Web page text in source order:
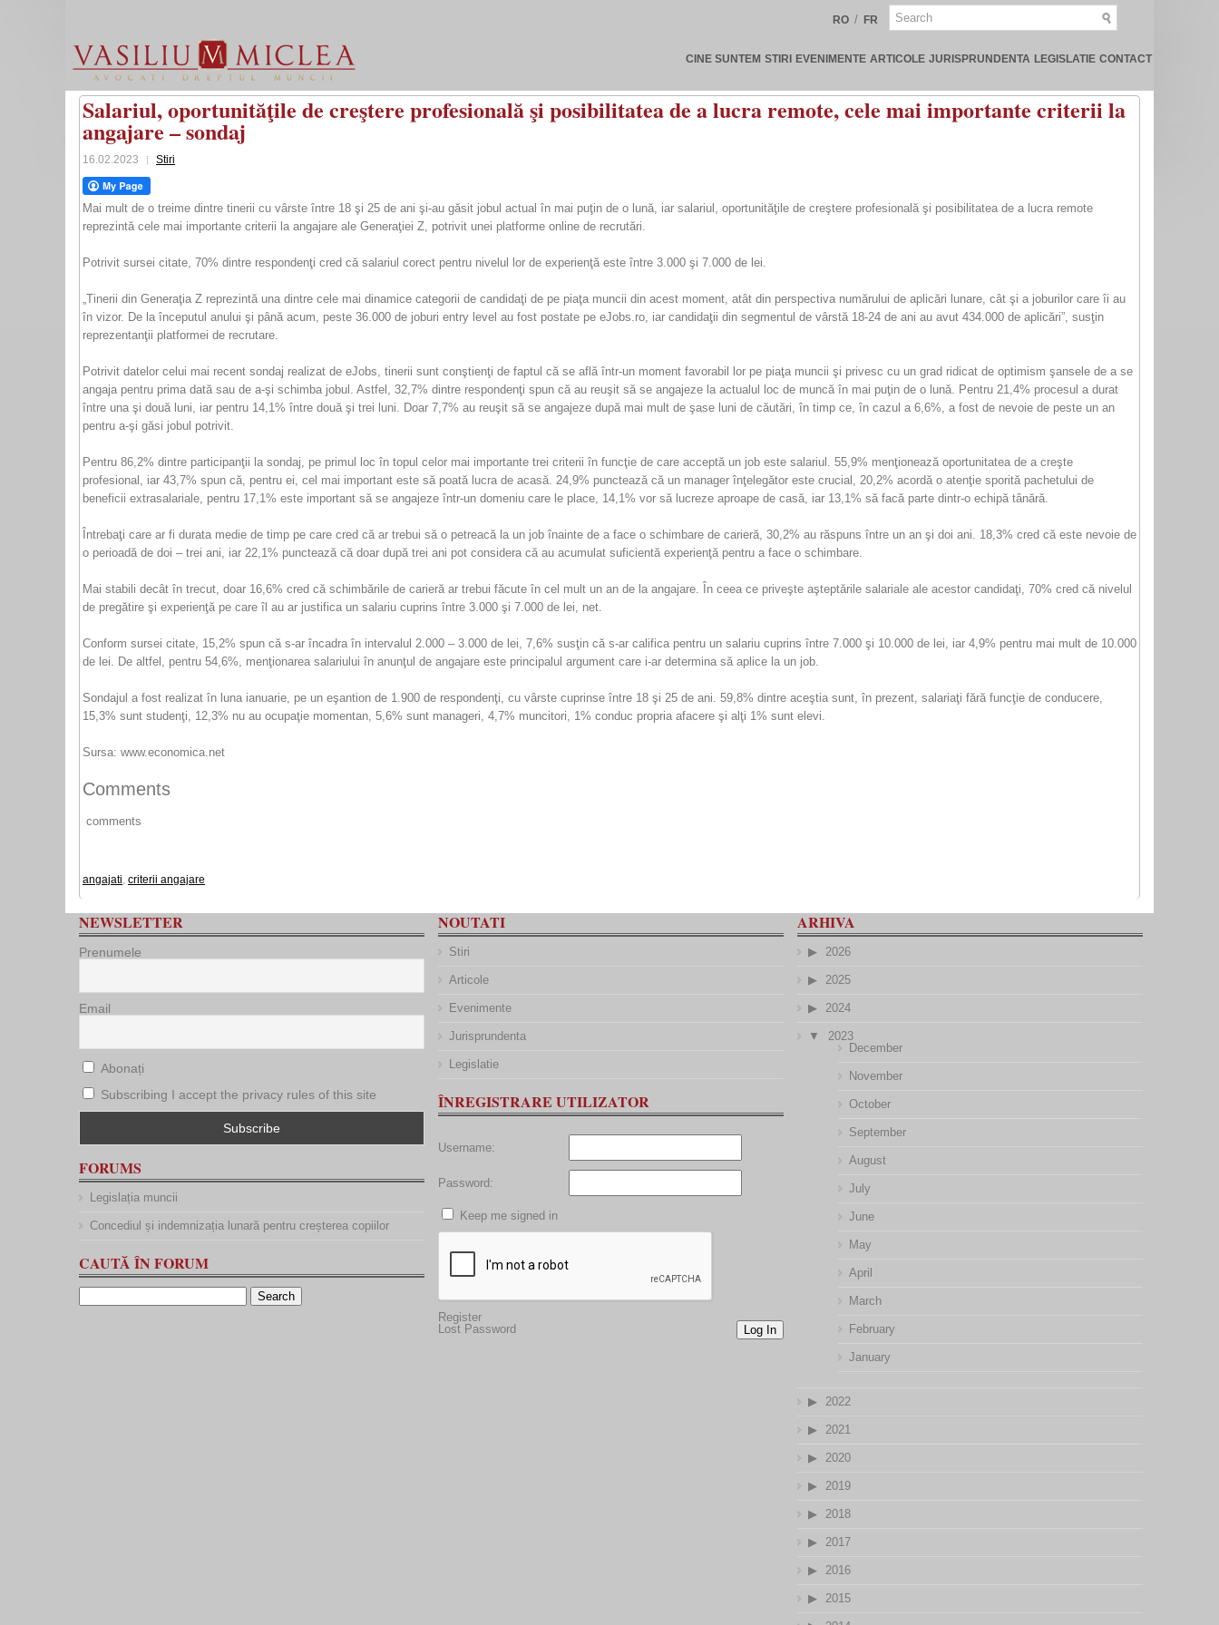
RO / FR
CINE SUNTEM STIRI EVENIMENTE ARTICOLE JURISPRUNDENTA LEGISLATIE CONTACT
Salariul, oportunităţile de creştere profesională şi posibilitatea de a lucra remote, cele mai importante criterii la
angajare – sondaj
16.02.2023 Stiri
Mai mult de o treime dintre tinerii cu vârste între 18 şi 25 de ani şi-au găsit jobul actual în mai puţin de o lună, iar salariul, oportunităţile de creştere profesională şi posibilitatea de a lucra remote
reprezintă cele mai importante criterii la angajare ale Generaţiei Z, potrivit unei platforme online de recrutări.
Potrivit sursei citate, 70% dintre respondenţi cred că salariul corect pentru nivelul lor de experienţă este între 3.000 şi 7.000 de lei.
„Tinerii din Generaţia Z reprezintă una dintre cele mai dinamice categorii de candidaţi de pe piaţa muncii din acest moment, atât din perspectiva numărului de aplicări lunare, cât şi a joburilor care îi au
în vizor. De la începutul anului şi până acum, peste 36.000 de joburi entry level au fost postate pe eJobs.ro, iar candidaţii din segmentul de vârstă 18-24 de ani au avut 434.000 de aplicări”, susţin
reprezentanţii platformei de recrutare.
Potrivit datelor celui mai recent sondaj realizat de eJobs, tinerii sunt conştienţi de faptul că se află într-un moment favorabil lor pe piaţa muncii şi privesc cu un grad ridicat de optimism şansele de a se
angaja pentru prima dată sau de a-şi schimba jobul. Astfel, 32,7% dintre respondenţi spun că au reuşit să se angajeze la actualul loc de muncă în mai puţin de o lună. Pentru 21,4% procesul a durat
între una şi două luni, iar pentru 14,1% între două şi trei luni. Doar 7,7% au reuşit să se angajeze după mai mult de şase luni de căutări, în timp ce, în cazul a 6,6%, a fost de nevoie de peste un an
pentru a-şi găsi jobul potrivit.
Pentru 86,2% dintre participanţii la sondaj, pe primul loc în topul celor mai importante trei criterii în funcţie de care acceptă un job este salariul. 55,9% menţionează oportunitatea de a creşte
profesional, iar 43,7% spun că, pentru ei, cel mai important este să poată lucra de acasă. 24,9% punctează că un manager înţelegător este crucial, 20,2% acordă o atenţie sporită pachetului de
beneficii extrasalariale, pentru 17,1% este important să se angajeze într-un domeniu care le place, 14,1% vor să lucreze aproape de casă, iar 13,1% să facă parte dintr-o echipă tânără.
Întrebaţi care ar fi durata medie de timp pe care cred că ar trebui să o petreacă la un job înainte de a face o schimbare de carieră, 30,2% au răspuns între un an şi doi ani. 18,3% cred că este nevoie de
o perioadă de doi – trei ani, iar 22,1% punctează că doar după trei ani pot considera că au acumulat suficientă experienţă pentru a face o schimbare.
Mai stabili decât în trecut, doar 16,6% cred că schimbările de carieră ar trebui făcute în cel mult un an de la angajare. În ceea ce priveşte aşteptările salariale ale acestor candidaţi, 70% cred că nivelul
de pregătire şi experienţă pe care îl au ar justifica un salariu cuprins între 3.000 şi 7.000 de lei, net.
Conform sursei citate, 15,2% spun că s-ar încadra în intervalul 2.000 – 3.000 de lei, 7,6% susţin că s-ar califica pentru un salariu cuprins între 7.000 şi 10.000 de lei, iar 4,9% pentru mai mult de 10.000
de lei. De altfel, pentru 54,6%, menţionarea salariului în anunţul de angajare este principalul argument care i-ar determina să aplice la un job.
Sondajul a fost realizat în luna ianuarie, pe un eşantion de 1.900 de respondenţi, cu vârste cuprinse între 18 şi 25 de ani. 59,8% dintre aceştia sunt, în prezent, salariaţi fără funcţie de conducere,
15,3% sunt studenţi, 12,3% nu au ocupaţie momentan, 5,6% sunt manageri, 4,7% muncitori, 1% conduc propria afacere şi alţi 1% sunt elevi.
Sursa: www.economica.net
Comments
comments
angajati, criterii angajare
NEWSLETTER
Prenumele
Email
Abonați
Subscribing I accept the privacy rules of this site
FORUMS
Legislația muncii
Concediul și indemnizația lunară pentru creșterea copiilor
CAUTĂ ÎN FORUM
NOUTATI
Stiri
Articole
Evenimente
Jurisprundenta
Legislatie
ÎNREGISTRARE UTILIZATOR
Username:
Password:
Keep me signed in
Log In
Register
Lost Password
ARHIVA
2026
2025
2024
2023
December
November
October
September
August
July
June
May
April
March
February
January
2022
2021
2020
2019
2018
2017
2016
2015